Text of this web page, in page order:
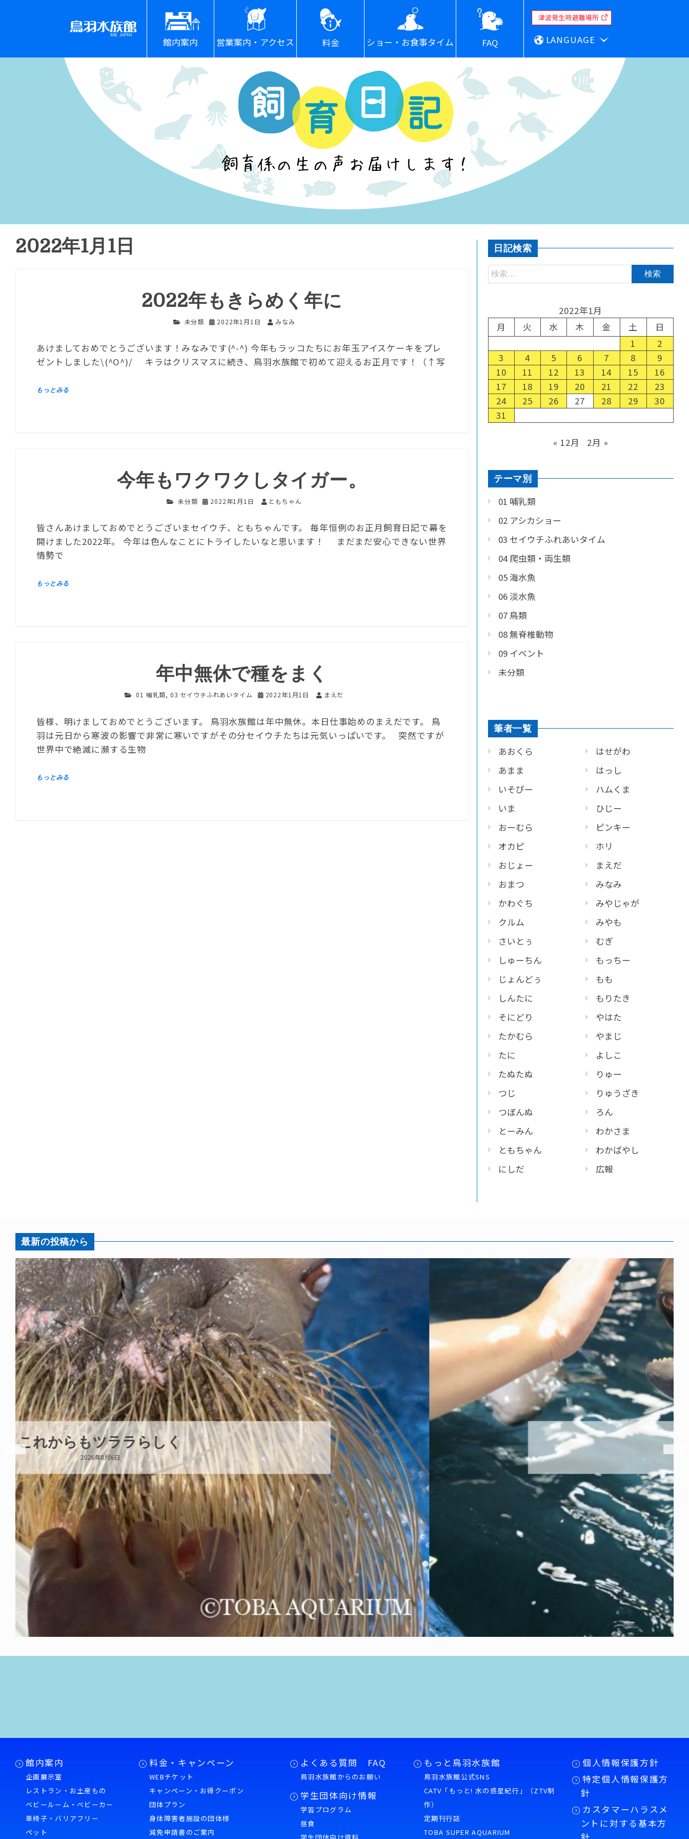
館内案内 営業案内・アクセス 料金 ショー・お食事タイム FAQ LANGUAGE
2022年1月1日
2022年もきらめく年に
未分類 2022年1月1日 みなみ
あけましておめでとうございます！みなみです(^-^) 今年もラッコたちにお年玉アイスケーキをプレ
ゼントしました\(^O^)/ キラはクリスマスに続き、鳥羽水族館で初めて迎えるお正月です！（↑写
今年もワクワクしタイガー。
未分類 2022年1月1日 ともちゃん
皆さんあけましておめでとうございまセイウチ、ともちゃんです。 毎年恒例のお正月飼育日記で幕を
開けました2022年。 今年は色んなことにトライしたいなと思います！ まだまだ安心できない世界
情勢で
年中無休で種をまく
01 哺乳類, 03 セイウチふれあいタイム 2022年1月1日 まえだ
皆様、明けましておめでとうございます。 鳥羽水族館は年中無休。本日仕事始めのまえだです。 鳥
羽は元日から寒波の影響で非常に寒いですがその分セイウチたちは元気いっぱいです。 突然ですが
世界中で絶滅に瀕する生物
日記検索
2022年1月
月
火 水 木 金 土
日
1
2
3
4 5 6 7 8
9
10
11 12 13 14 15
16
17
18 19 20 21 22
23
24
25 26 27 28 29
30
31
« 12月 2月 »
テーマ別
01 哺乳類
02 アシカショー
03 セイウチふれあいタイム
04 爬虫類・両生類
05 海水魚
06 淡水魚
07 鳥類
08 無脊椎動物
09 イベント
未分類
筆者一覧
あおくら
あまま
いそぴー
いま
おーむら
オカピ
おじょー
おまつ
かわぐち
クルム
さいとぅ
しゅーちん
じょんどぅ
しんたに
そにどり
たかむら
たに
たぬたぬ
つじ
つぼんぬ
とーみん
ともちゃん
にしだ
はせがわ
はっし
ハムくま
ひじー
ピンキー
ホリ
まえだ
みなみ
みやじゃが
みやも
むぎ
もっちー
もも
もりたき
やはた
やまじ
よしこ
りゅー
りゅうざき
ろん
わかさま
わかばやし
広報
最新の投稿から
ハロー’s Birthday!!!
2026年8月6日
館内案内
企画展示室
レストラン・お土産もの
ベビールーム・ベビーカー
車椅子・バリアフリー
ペット
料金・キャンペーン
WEBチケット
キャンペーン・お得クーポン
団体プラン
身体障害者施設の団体様
減免申請書のご案内
よくある質問 FAQ
鳥羽水族館からのお願い
学生団体向け情報
学習プログラム
昼食
もっと鳥羽水族館
鳥羽水族館公式SNS
CATV「もっと! 水の惑星紀行」（ZTV制
作）
定期刊行誌
TOBA SUPER AQUARIUM
個人情報保護方針
特定個人情報保護方
針
カスタマーハラスメ
ントに対する基本方